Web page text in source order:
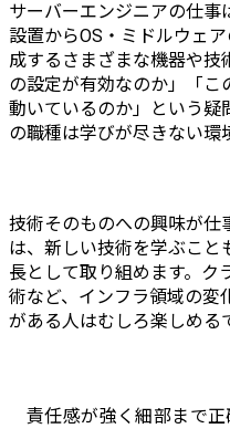
サーバーエンジニアの仕事
設置からOS・ミドルウェ
成するさまざまな機器や技
の設定が有効なのか」「こ
動いているのか」という疑
の職種は学びが尽きない環
技術そのものへの興味が仕
は、新しい技術を学ぶこ
長として取り組めます。ク
術など、インフラ領域の変
がある人はむしろ楽しめる
責任感が強く細部まで